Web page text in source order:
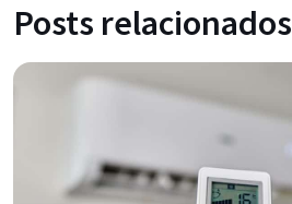
Posts relacionados